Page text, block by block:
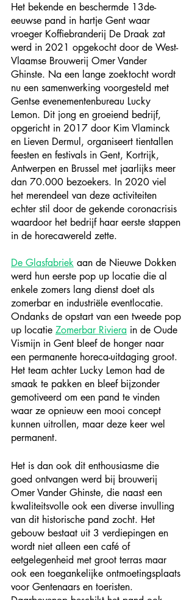
Het bekende en beschermde 13de-
eeuwse pand in hartje Gent waar
vroeger Koffiebranderij De Draak zat
werd in 2021 opgekocht door de West-
Vlaamse Brouwerij Omer Vander
Ghinste. Na een lange zoektocht wordt
nu een samenwerking voorgesteld met
Gentse evenementenbureau Lucky
Lemon. Dit jong en groeiend bedrijf,
opgericht in 2017 door Kim Vlaminck
en Lieven Dermul, organiseert tientallen
feesten en festivals in Gent, Kortrijk,
Antwerpen en Brussel met jaarlijks meer
dan 70.000 bezoekers. In 2020 viel
het merendeel van deze activiteiten
echter stil door de gekende coronacrisis
waardoor het bedrijf haar eerste stappen
in de horecawereld zette.
De Glasfabriek aan de Nieuwe Dokken
werd hun eerste pop up locatie die al
enkele zomers lang dienst doet als
zomerbar en industriële eventlocatie.
Ondanks de opstart van een tweede pop
up locatie Zomerbar Riviera in de Oude
Vismijn in Gent bleef de honger naar
een permanente horeca-uitdaging groot.
Het team achter Lucky Lemon had de
smaak te pakken en bleef bijzonder
gemotiveerd om een pand te vinden
waar ze opnieuw een mooi concept
kunnen uitrollen, maar deze keer wel
permanent.
Het is dan ook dit enthousiasme die
goed ontvangen werd bij brouwerij
Omer Vander Ghinste, die naast een
kwaliteitsvolle ook een diverse invulling
van dit historische pand zocht. Het
gebouw bestaat uit 3 verdiepingen en
wordt niet alleen een café of
eetgelegenheid met groot terras maar
ook een toegankelijke ontmoetingsplaats
voor Gentenaars en toeristen.